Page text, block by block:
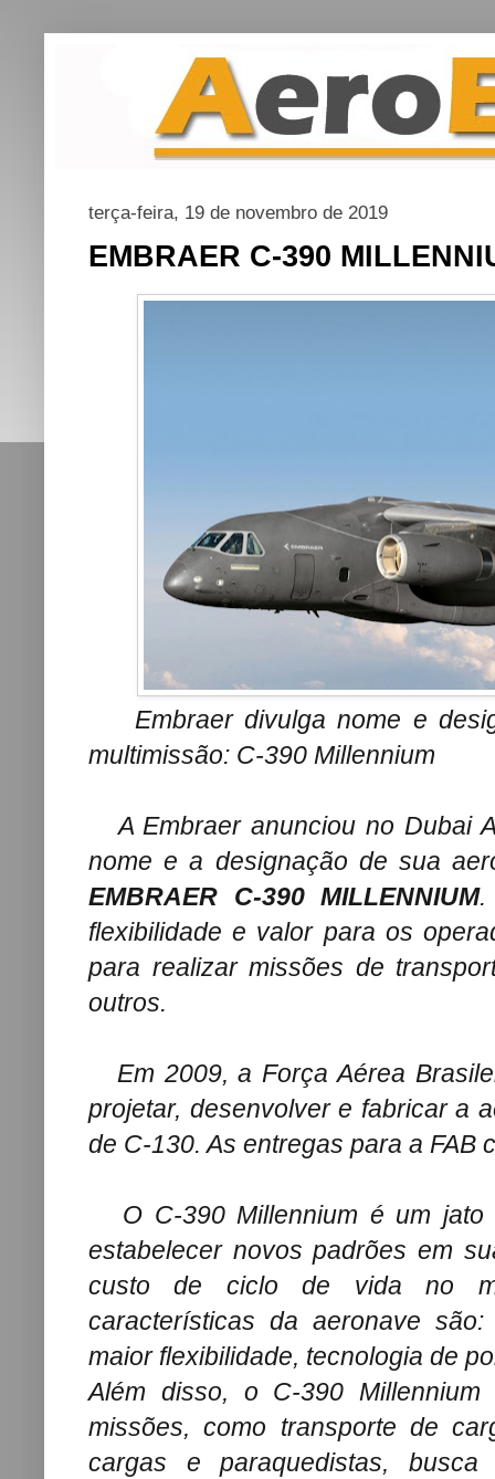
terça-feira, 19 de novembro de 2019
EMBRAER C-390
Embraer divulga nome e
multimissão: C-390 Millennium
A Embraer anunciou no Dubai
nome e a designação de sua
EMBRAER C-390 MILLENNIUM.
flexibilidade e valor para os
para realizar missões de
outros.
Em 2009, a Força Aérea
projetar, desenvolver e fabricar a
de C-130. As entregas para a FAB
O C-390 Millennium é um jato
estabelecer novos padrões em
custo de ciclo de vida no
características da aeronave
maior flexibilidade, tecnologia de
Além disso, o C-390
missões, como transporte de
cargas e paraquedistas,